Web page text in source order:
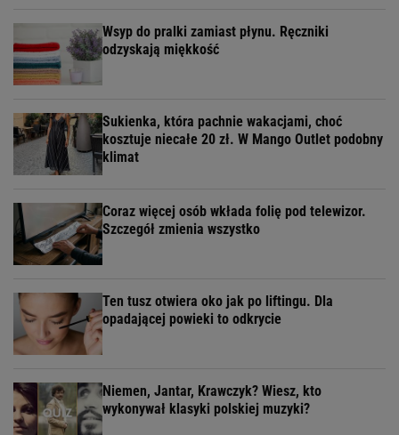
Wsyp do pralki zamiast płynu. Ręczniki
odzyskają miękkość
Sukienka, która pachnie wakacjami, choć
kosztuje niecałe 20 zł. W Mango Outlet podobny
klimat
Coraz więcej osób wkłada folię pod telewizor.
Szczegół zmienia wszystko
Ten tusz otwiera oko jak po liftingu. Dla
opadającej powieki to odkrycie
Niemen, Jantar, Krawczyk? Wiesz, kto
wykonywał klasyki polskiej muzyki?